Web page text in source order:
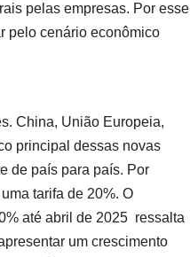
pelas empresas. Por esse
pelo cenário econômico
China, União Europeia,
principal dessas novas
de país para país. Por
tarifa de 20%. O
até abril de 2025  ressalta
um crescimento